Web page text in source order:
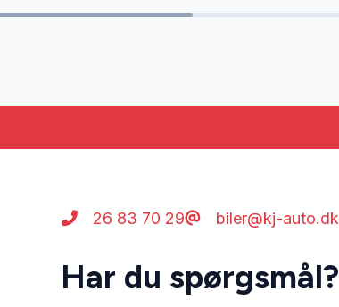
26 83 70 29 biler@kj-auto.dk
Har du spørgsmål?